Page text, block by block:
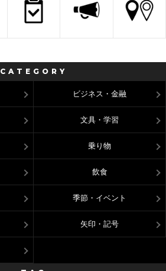
CATEGORY
ビジネス・金融
文具・学習
乗り物
飲食
季節・イベント
矢印・記号